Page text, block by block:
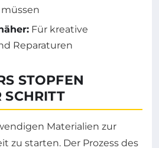
Für kreative
Reparaturen
STOPFEN
SCHRITT
Materialien zur
zu starten. Der Prozess des